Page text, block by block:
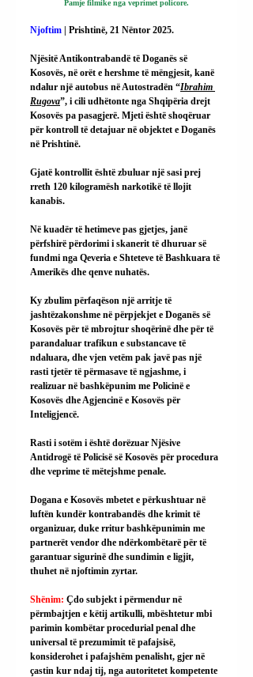
Pamje filmike nga veprimet policore.
Njoftim | Prishtinë, 21 Nëntor 2025.
Njësitë Antikontrabandë të Doganës së
Kosovës, në orët e hershme të mëngjesit, kanë
ndalur një autobus në Autostradën “Ibrahim
Rugova”, i cili udhëtonte nga Shqipëria drejt
Kosovës pa pasagjerë. Mjeti është shoqëruar
për kontroll të detajuar në objektet e Doganës
në Prishtinë.
Gjatë kontrollit është zbuluar një sasi prej
rreth 120 kilogramësh narkotikë të llojit
kanabis.
Në kuadër të hetimeve pas gjetjes, janë
përfshirë përdorimi i skanerit të dhuruar së
fundmi nga Qeveria e Shteteve të Bashkuara të
Amerikës dhe qenve nuhatës.
Ky zbulim përfaqëson një arritje të
jashtëzakonshme në përpjekjet e Doganës së
Kosovës për të mbrojtur shoqërinë dhe për të
parandaluar trafikun e substancave të
ndaluara, dhe vjen vetëm pak javë pas një
rasti tjetër të përmasave të ngjashme, i
realizuar në bashkëpunim me Policinë e
Kosovës dhe Agjencinë e Kosovës për
Inteligjencë.
Rasti i sotëm i është dorëzuar Njësive
Antidrogë të Policisë së Kosovës për procedura
dhe veprime të mëtejshme penale.
Dogana e Kosovës mbetet e përkushtuar në
luftën kundër kontrabandës dhe krimit të
organizuar, duke rritur bashkëpunimin me
partnerët vendor dhe ndërkombëtarë për të
garantuar sigurinë dhe sundimin e ligjit,
thuhet në njoftimin zyrtar.
Shënim: Çdo subjekt i përmendur në
përmbajtjen e këtij artikulli, mbështetur mbi
parimin kombëtar procedurial penal dhe
universal të prezumimit të pafajsisë,
konsiderohet i pafajshëm penalisht, gjer në
çastin kur ndaj tij, nga autoritetet kompetente